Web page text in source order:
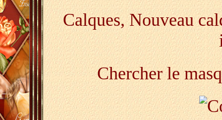
Calques, Nouveau
Chercher le